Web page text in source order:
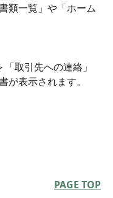
類一覧」や「ホーム
「取引先への連絡」
が表示されます。
PAGE TOP